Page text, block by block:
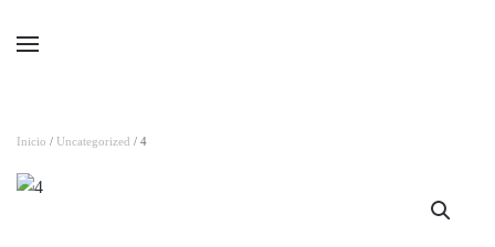
Inicio / Uncategorized / 4